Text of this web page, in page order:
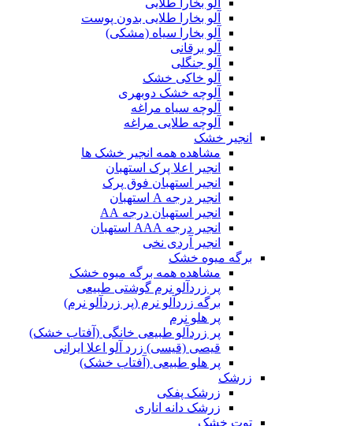
آلو بخارا طلایی
آلو بخارا طلایی بدون پوست
آلو بخارا سیاه (مشکی)
آلو برقانی
آلو جنگلی
آلو خاکی خشک
آلوچه خشک دوبهری
آلوچه سیاه مراغه
آلوچه طلایی مراغه
انجیر خشک
مشاهده همه انجیر خشک ها
انجیر اعلا پرک استهبان
انجیر استهبان فوق پرک
انجیر درجه A استهبان
انجیر استهبان درجه AA
انجیر درجه AAA استهبان
انجیر آردی نخی
برگه میوه خشک
مشاهده همه برگه میوه خشک
پر زردآلو نرم گوشتی طبیعی
برگه زردآلو نرم (پر زردآلو نرم)
پر هلو نرم
پر زردآلو طبیعی خانگی (آفتاب خشک)
قیصی (قیسی) زرد آلو اعلا ایرانی
پر هلو طبیعی (آفتاب خشک)
زرشک
زرشک پفکی
زرشک دانه اناری
توت خشک